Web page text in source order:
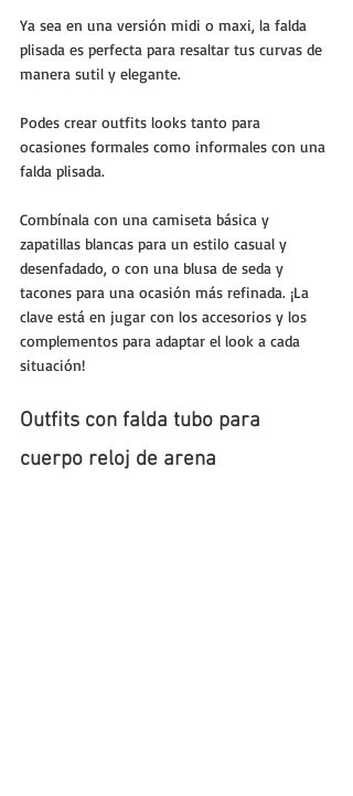
Ya sea en una versión midi o maxi, la falda
plisada es perfecta para resaltar tus curvas de
manera sutil y elegante.
Podes crear outfits looks tanto para
ocasiones formales como informales con una
falda plisada.
Combínala con una camiseta básica y
zapatillas blancas para un estilo casual y
desenfadado, o con una blusa de seda y
tacones para una ocasión más refinada. ¡La
clave está en jugar con los accesorios y los
complementos para adaptar el look a cada
situación!
Outfits con falda tubo para
cuerpo reloj de arena